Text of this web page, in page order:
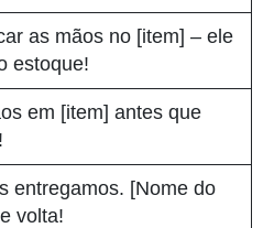
as mãos no [item] – ele
estoque!
em [item] antes que
entregamos. [Nome do
volta!